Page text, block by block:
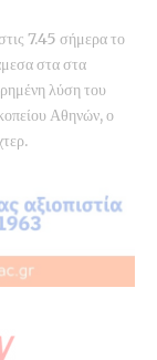
7.45 σήμερα το
στα στα
λύση του
Αθηνών, ο